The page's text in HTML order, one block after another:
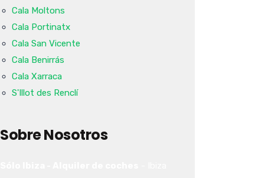
Cala Moltons
Cala Portinatx
Cala San Vicente
Cala Benirrás
Cala Xarraca
S'Illot des Renclí
Sobre Nosotros